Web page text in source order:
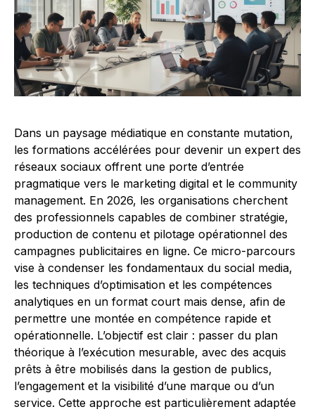
Dans un paysage médiatique en constante mutation,
les formations accélérées pour devenir un expert des
réseaux sociaux offrent une porte d’entrée
pragmatique vers le marketing digital et le community
management. En 2026, les organisations cherchent
des professionnels capables de combiner stratégie,
production de contenu et pilotage opérationnel des
campagnes publicitaires en ligne. Ce micro-parcours
vise à condenser les fondamentaux du social media,
les techniques d’optimisation et les compétences
analytiques en un format court mais dense, afin de
permettre une montée en compétence rapide et
opérationnelle. L’objectif est clair : passer du plan
théorique à l’exécution mesurable, avec des acquis
prêts à être mobilisés dans la gestion de publics,
l’engagement et la visibilité d’une marque ou d’un
service. Cette approche est particulièrement adaptée